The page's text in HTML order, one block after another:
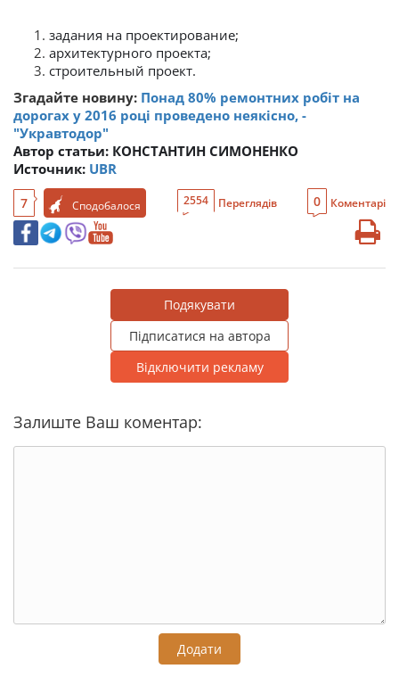
задания на проектирование;
архитектурного проекта;
строительный проект.
Згадайте новину: Понад 80% ремонтних робіт на
дорогах у 2016 році проведено неякісно, -
"Укравтодор"
Автор статьи: КОНСТАНТИН СИМОНЕНКО
Источник: UBR
7 Сподобалося 2554 Переглядів 0 Коментарі
Подякувати
Підписатися на автора
Відключити рекламу
Залиште Ваш коментар:
Додати